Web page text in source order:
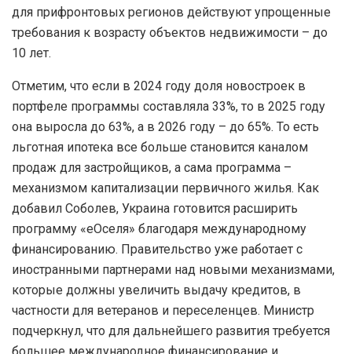
для прифронтовых регионов действуют упрощенные
требования к возрасту объектов недвижимости – до
10 лет.
Отметим, что если в 2024 году доля новостроек в
портфеле программы составляла 33%, то в 2025 году
она выросла до 63%, а в 2026 году – до 65%. То есть
льготная ипотека все больше становится каналом
продаж для застройщиков, а сама программа –
механизмом капитализации первичного жилья. Как
добавил Соболев, Украина готовится расширить
программу «еОселя» благодаря международному
финансированию. Правительство уже работает с
иностранными партнерами над новыми механизмами,
которые должны увеличить выдачу кредитов, в
частности для ветеранов и переселенцев. Министр
подчеркнул, что для дальнейшего развития требуется